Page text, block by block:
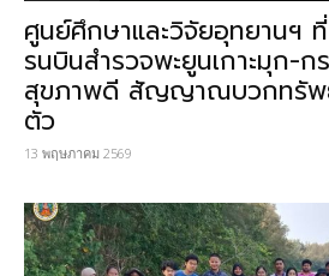
ศูนย์ศึกษาและวิจัยอุทยานฯ
รนบินสำรวจพะยูนเกาะมุก-
สุขภาพดี สัญญาณบวกทรัพ
ตัว
13 พฤษภาคม 2569